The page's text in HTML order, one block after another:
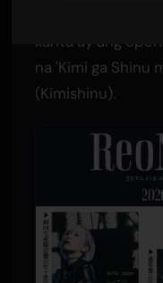
kanta ay ang
na 'Kimi ga Shinu
(Kimishinu).